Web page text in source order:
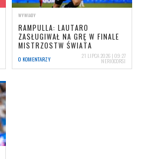
WYWIADY
RAMPULLA: LAUTARO
ZASŁUGIWAŁ NA GRĘ W FINALE
MISTRZOSTW ŚWIATA
0 KOMENTARZY 21 LIPCA 2026 | 09:27
NERIOCORSI